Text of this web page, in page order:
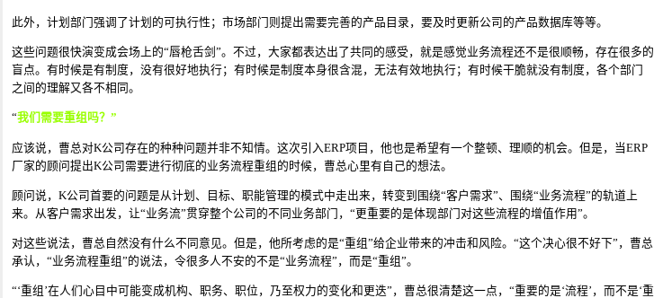
此外，计划部门强调了计划的可执行性；市场部门则提出需要完善的产品目录，要及时更新公司的产品数据库等等。
这些问题很快演变成会场上的“唇枪舌剑”。不过，大家都表达出了共同的感受，就是感觉业务流程还不是很顺畅，存在很多的
盲点。有时候是有制度，没有很好地执行；有时候是制度本身很含混，无法有效地执行；有时候干脆就没有制度，各个部门
之间的理解又各不相同。
“我们需要重组吗？ ”
应该说，曹总对K公司存在的种种问题并非不知情。这次引入ERP项目，他也是希望有一个整顿、理顺的机会。但是，当ERP
厂家的顾问提出K公司需要进行彻底的业务流程重组的时候，曹总心里有自己的想法。
顾问说，K公司首要的问题是从计划、目标、职能管理的模式中走出来，转变到围绕“客户需求”、围绕“业务流程”的轨道上
来。从客户需求出发，让“业务流”贯穿整个公司的不同业务部门，“更重要的是体现部门对这些流程的增值作用”。
对这些说法，曹总自然没有什么不同意见。但是，他所考虑的是“重组”给企业带来的冲击和风险。“这个决心很不好下”，曹总
承认，“业务流程重组”的说法，令很多人不安的不是“业务流程”，而是“重组”。
“‘重组’在人们心目中可能变成机构、职务、职位，乃至权力的变化和更迭”，曹总很清楚这一点，“重要的是‘流程’，而不是‘重